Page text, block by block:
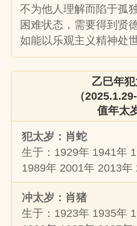
不为他人理解而陷于孤
困难状态，需要得到贤
如能以乐观主义精神处
乙巳年
（
值年太
犯太岁：肖蛇
生于：1929年 1941年
1989年 2001年 2013年
冲太岁：肖猪
生于：1923年 1935年